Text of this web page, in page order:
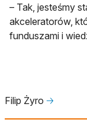
– Tak, jesteśmy
akceleratorów,
funduszami i
Filip Żyro 🡢